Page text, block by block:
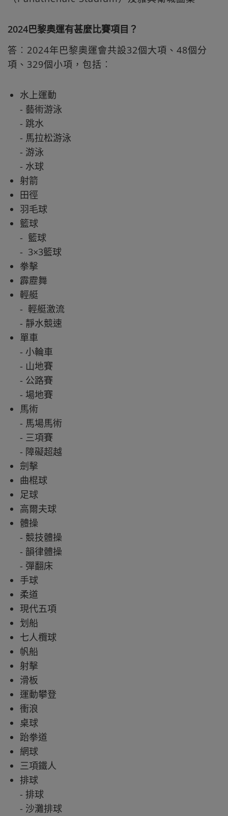
2024巴黎奧運有甚麼比賽項目？
答︰2024年巴黎奧運會共設32個大項、48個分
項、329個小項，包括︰
水上運動
- 藝術游泳
- 跳水
- 馬拉松游泳
- 游泳
- 水球
射箭
田徑
羽毛球
籃球
- 籃球
- 3×3籃球
拳擊
霹靂舞
輕艇
- 輕艇激流
- 靜水競速
單車
- 小輪車
- 山地賽
- 公路賽
- 場地賽
馬術
- 馬場馬術
- 三項賽
- 障礙超越
劍擊
曲棍球
足球
高爾夫球
體操
- 競技體操
- 韻律體操
- 彈翻床
手球
柔道
現代五項
划船
七人欖球
帆船
射擊
滑板
運動攀登
衝浪
桌球
跆拳道
網球
三項鐵人
排球
- 排球
- 沙灘排球